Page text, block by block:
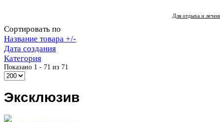
Для отдыха и
Сортировать по
Название товара +/-
Дата создания
Категория
Показано 1 - 71 из 71
Эксклюзив